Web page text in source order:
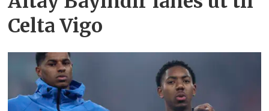
Celta Vigo